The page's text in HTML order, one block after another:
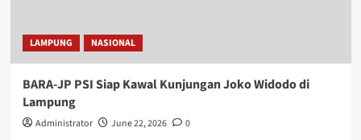
LAMPUNG NASIONAL
BARA-JP PSI Siap Kawal Kunjungan Joko Widodo di
Lampung
Administrator June 22, 2026 0